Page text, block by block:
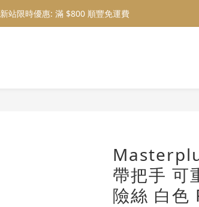
新站限時優惠: 會員購物 4% 回贈
新站限時優惠: 滿 $800 順豐免運費
帶把手 可
險絲 白色